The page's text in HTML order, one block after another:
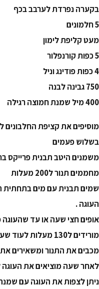
בקערה נפרדת לערבב בכף
5 חלמונים
מעט קליפת לימון
5 כפות קורנפלור
4 כפות פודינג וניל
750 גבינה לבנה
400 מיל שמנת חמוצה רגילה
מוסיפים את קציפת החלבונים
בשלוש פעמים
משמנים היטב תבנית פרייקס
מחממים תנור ל200 מעלות
שמים תבנית עם מים בתחתית
העוגה .
אופים חצי שעה או עד שהעוגה
מורידים ל130 מעלות לעוד שעה ועשרים
מכבים את התנור ומשאירים
לאחר שעה מוציאים את העוגה
ניתן לצפות את העוגה עם